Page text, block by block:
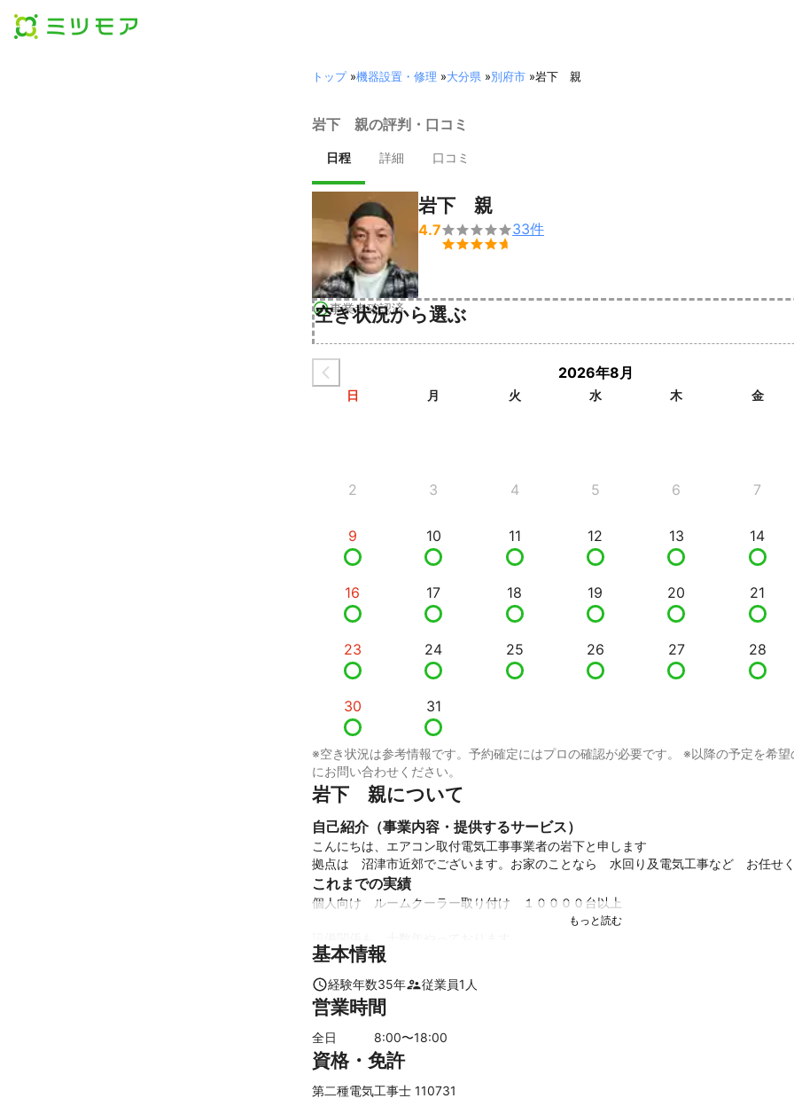
トップ»機器設置・修理 »大分県 »別府市 »岩下 親
岩下 親の評判・口コミ
日程 詳細 口コミ
事業者確認済
岩下 親
4.7

33件
空き状況から選ぶ
2026年8月
日 月 火 水 木 金
2 3 4 5 6 7
9 10 11 12 13 14
16 17 18 19 20 21
23 24 25 26 27 28
30 31
※空き状況は参考情報です。予約確定にはプロの確認が必要です。 ※以降の予定を希
にお問い合わせください。
岩下　親について
自己紹介（事業内容・提供するサービス）
こんにちは、エアコン取付電気工事事業者の岩下と申します
拠点は　沼津市近郊でございます。お家のことなら　水回り及電気工事など　お任せ
これまでの実績
個人向け　ルームクーラー取り付け　１００００台以上
アピールポイント
ご家庭で　困ったことがあれば　遠慮なく　お申し付けください
ほとんどのことは　解決できるかと、　思います。
基本情報
経験年数35年 従業員1 人
営業時間
全日 8:00〜18:00
資格・免許
第二種電気工事士 110731